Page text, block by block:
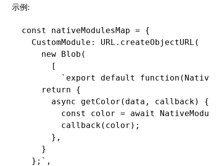
示例:
const nativeModulesMap = {
  CustomModule
: URL .createObjectURL (
    new
Blob (
      [
`export default
    return {
      async getColor(data, callback) {
const color = await
        callback(color);
      },
    }
  };`
,